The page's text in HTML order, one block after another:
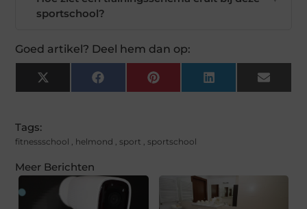
sportschool?
Goed artikel? Deel hem dan op:
X
(Twitter)
FacebookPinterest LinkedIn Email
Tags:
fitnessschool , helmond , sport , sportschool
Meer Berichten